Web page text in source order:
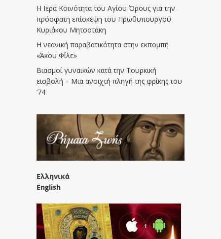
Η Ιερά Κοινότητα του Αγίου Όρους για την
πρόσφατη επίσκεψη του Πρωθυπουργού
Κυριάκου Μητσοτάκη
Η νεανική παραβατικότητα στην εκπομπή
«Άκου Φίλε»
Βιασμοί γυναικών κατά την Τουρκική
εισβολή – Μια ανοιχτή πληγή της φρίκης του
’74
Ελληνικά
English